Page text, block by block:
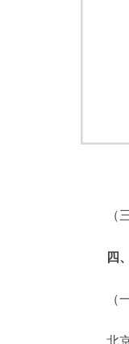
（三
四、
（一
北京